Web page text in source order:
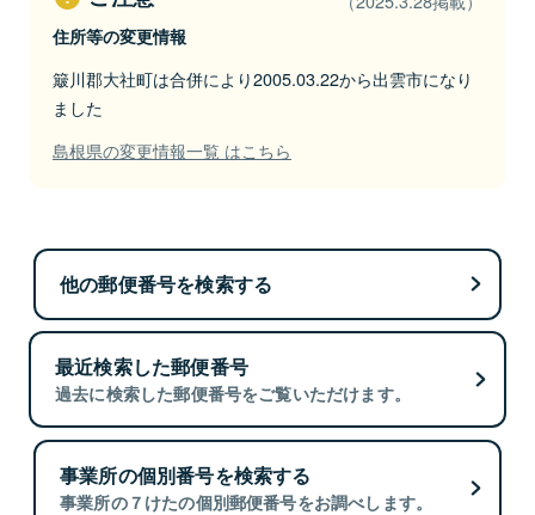
住所等の変更情報
簸川郡大社町は合併により2005.03.22から出雲市になり
ました
島根県の変更情報一覧 はこちら
他の郵便番号を検索する
最近検索した郵便番号
過去に検索した郵便番号をご覧いただけます。
事業所の個別番号を検索する
事業所の７けたの個別郵便番号をお調べします。